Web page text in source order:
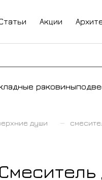
Акции
раковины
души –